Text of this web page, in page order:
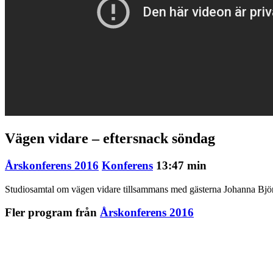
Vägen vidare – eftersnack söndag
Årskonferens 2016 Konferens 13:47 min
Studiosamtal om vägen vidare tillsammans med gästerna Johanna
Fler program från Årskonferens 2016